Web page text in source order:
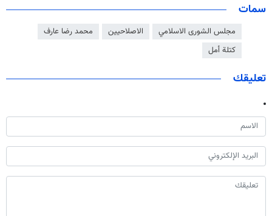
سمات
مجلس الشورى الاسلامي الاصلاحيين
محمد رضا عارف
كتلة أمل
تعليقك